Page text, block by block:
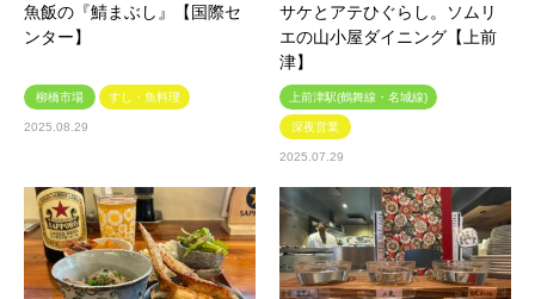
魚飯の『鯖まぶし』【国際セ
ンター】
柳橋市場 すし・魚料理
2025.08.29
サケとアテひぐらし。ソムリ
エの山小屋ダイニング【上前
津】
上前津駅(鶴舞線・名城線)
深夜営業
2025.07.29